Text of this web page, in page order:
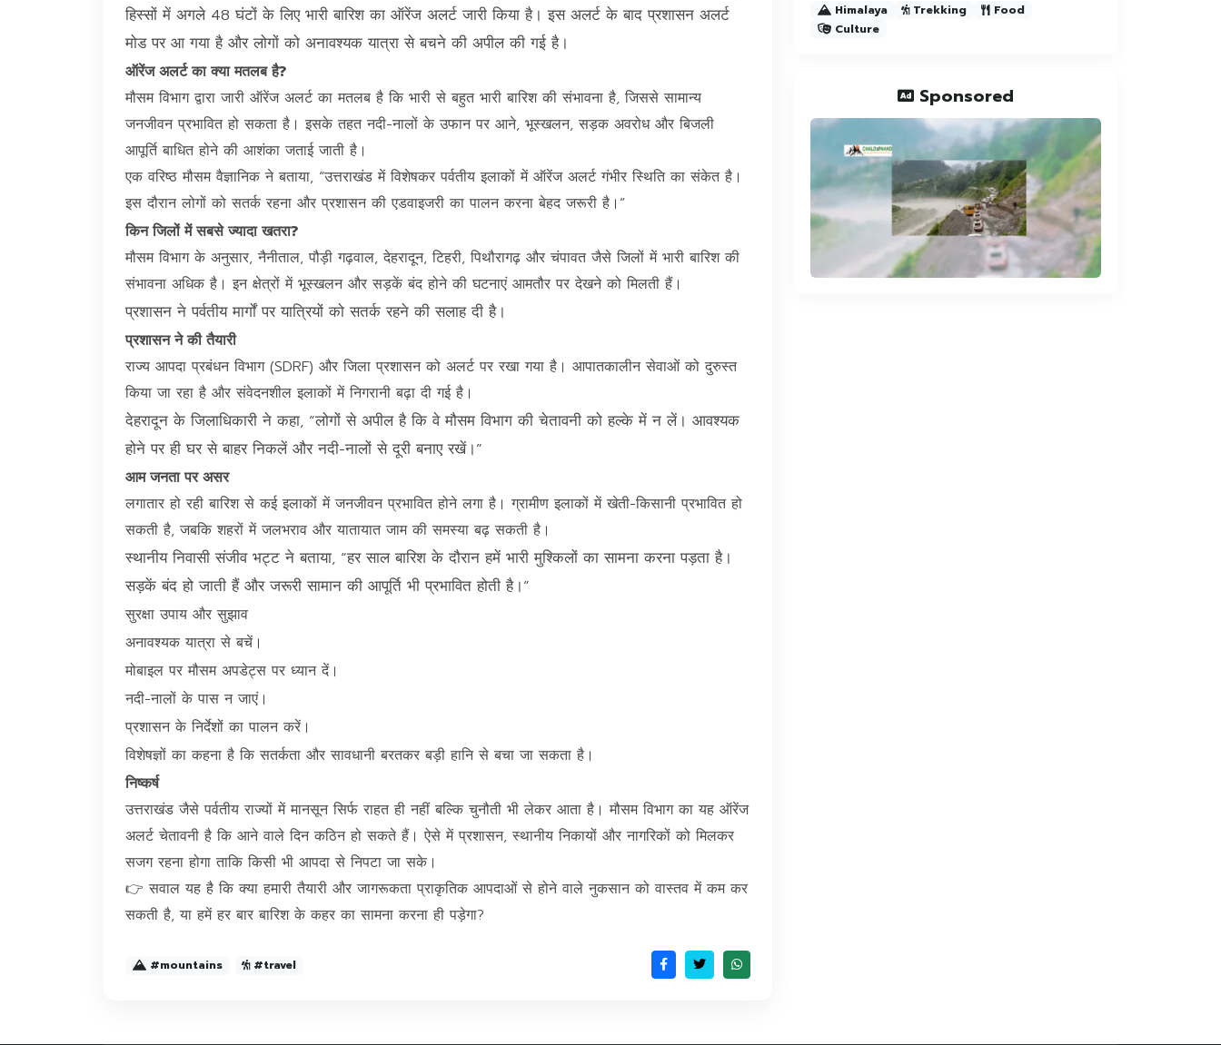
हिस्सों में अगले 48 घंटों के लिए भारी बारिश का ऑरेंज अलर्ट जारी किया है। इस अलर्ट के बाद प्रशासन अलर्ट
मोड पर आ गया है और लोगों को अनावश्यक यात्रा से बचने की अपील की गई है।
ऑरेंज अलर्ट का क्या मतलब है?
मौसम विभाग द्वारा जारी ऑरेंज अलर्ट का मतलब है कि भारी से बहुत भारी बारिश की संभावना है, जिससे सामान्य
जनजीवन प्रभावित हो सकता है। इसके तहत नदी-नालों के उफान पर आने, भूस्खलन, सड़क अवरोध और बिजली
आपूर्ति बाधित होने की आशंका जताई जाती है।
एक वरिष्ठ मौसम वैज्ञानिक ने बताया, “उत्तराखंड में विशेषकर पर्वतीय इलाकों में ऑरेंज अलर्ट गंभीर स्थिति का संकेत है।
इस दौरान लोगों को सतर्क रहना और प्रशासन की एडवाइजरी का पालन करना बेहद जरूरी है।”
किन जिलों में सबसे ज्यादा खतरा?
मौसम विभाग के अनुसार, नैनीताल, पौड़ी गढ़वाल, देहरादून, टिहरी, पिथौरागढ़ और चंपावत जैसे जिलों में भारी बारिश की
संभावना अधिक है। इन क्षेत्रों में भूस्खलन और सड़कें बंद होने की घटनाएं आमतौर पर देखने को मिलती हैं।
प्रशासन ने पर्वतीय मार्गों पर यात्रियों को सतर्क रहने की सलाह दी है।
प्रशासन ने की तैयारी
राज्य आपदा प्रबंधन विभाग (SDRF) और जिला प्रशासन को अलर्ट पर रखा गया है। आपातकालीन सेवाओं को दुरुस्त
किया जा रहा है और संवेदनशील इलाकों में निगरानी बढ़ा दी गई है।
देहरादून के जिलाधिकारी ने कहा, “लोगों से अपील है कि वे मौसम विभाग की चेतावनी को हल्के में न लें। आवश्यक
होने पर ही घर से बाहर निकलें और नदी-नालों से दूरी बनाए रखें।”
आम जनता पर असर
लगातार हो रही बारिश से कई इलाकों में जनजीवन प्रभावित होने लगा है। ग्रामीण इलाकों में खेती-किसानी प्रभावित हो
सकती है, जबकि शहरों में जलभराव और यातायात जाम की समस्या बढ़ सकती है।
स्थानीय निवासी संजीव भट्ट ने बताया, “हर साल बारिश के दौरान हमें भारी मुश्किलों का सामना करना पड़ता है।
सड़कें बंद हो जाती हैं और जरूरी सामान की आपूर्ति भी प्रभावित होती है।”
सुरक्षा उपाय और सुझाव
अनावश्यक यात्रा से बचें।
मोबाइल पर मौसम अपडेट्स पर ध्यान दें।
नदी-नालों के पास न जाएं।
प्रशासन के निर्देशों का पालन करें।
विशेषज्ञों का कहना है कि सतर्कता और सावधानी बरतकर बड़ी हानि से बचा जा सकता है।
निष्कर्ष
उत्तराखंड जैसे पर्वतीय राज्यों में मानसून सिर्फ राहत ही नहीं बल्कि चुनौती भी लेकर आता है। मौसम विभाग का यह ऑरेंज
अलर्ट चेतावनी है कि आने वाले दिन कठिन हो सकते हैं। ऐसे में प्रशासन, स्थानीय निकायों और नागरिकों को मिलकर
सजग रहना होगा ताकि किसी भी आपदा से निपटा जा सके।
👉 सवाल यह है कि क्या हमारी तैयारी और जागरूकता प्राकृतिक आपदाओं से होने वाले नुकसान को वास्तव में कम कर
सकती है, या हमें हर बार बारिश के कहर का सामना करना ही पड़ेगा?
#mountains #travel
Himalaya Trekking
Food
Culture
Sponsored